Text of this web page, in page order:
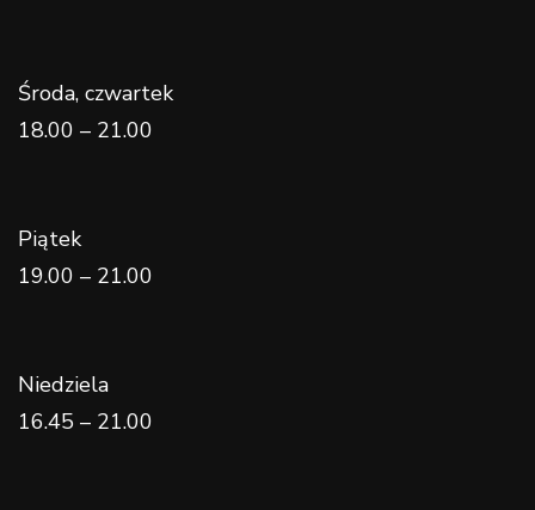
Środa, czwartek
18.00 – 21.00
Piątek
19.00 – 21.00
Niedziela
16.45 – 21.00